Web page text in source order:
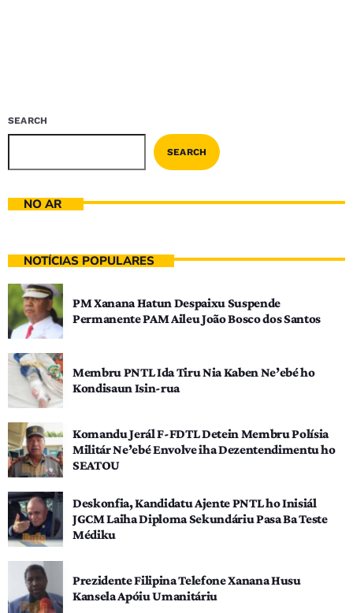
SEARCH
SEARCH
NO AR
NOTÍCIAS POPULARES
PM Xanana Hatun Despaixu Suspende
Permanente PAM Aileu João Bosco dos Santos
Membru PNTL Ida Tiru Nia Kaben Ne’ebé ho
Kondisaun Isin-rua
Komandu Jerál F-FDTL Detein Membru Polísia
Militár Ne’ebé Envolve iha Dezentendimentu ho
SEATOU
Deskonfia, Kandidatu Ajente PNTL ho Inisiál
JGCM Laiha Diploma Sekundáriu Pasa Ba Teste
Médiku
Prezidente Filipina Telefone Xanana Husu
Kansela Apóiu Umanitáriu